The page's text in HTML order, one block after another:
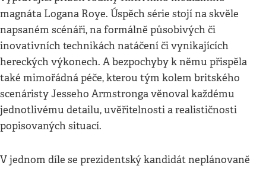
magnáta Logana Roye. Úspěch série stojí na skvěle
napsaném scénáři, na formálně působivých či
inovativních technikách natáčení či vynikajících
hereckých výkonech. A bezpochyby k němu přispěla
také mimořádná péče, kterou tým kolem britského
scenáristy Jesseho Armstronga věnoval každému
jednotlivému detailu, uvěřitelnosti a realističnosti
popisovaných situací.
V jednom díle se prezidentský kandidát neplánovaně